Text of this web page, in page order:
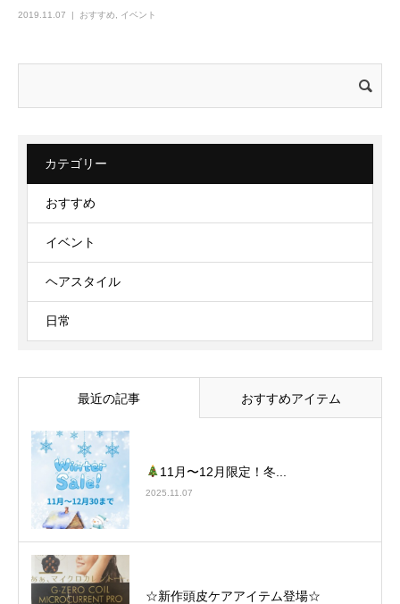
2019.11.07 おすすめ イベント
カテゴリー
おすすめ
イベント
ヘアスタイル
日常
最近の記事 おすすめアイテム
11月〜12月限定！冬...
2025.11.07
☆新作頭皮ケアアイテム登場☆